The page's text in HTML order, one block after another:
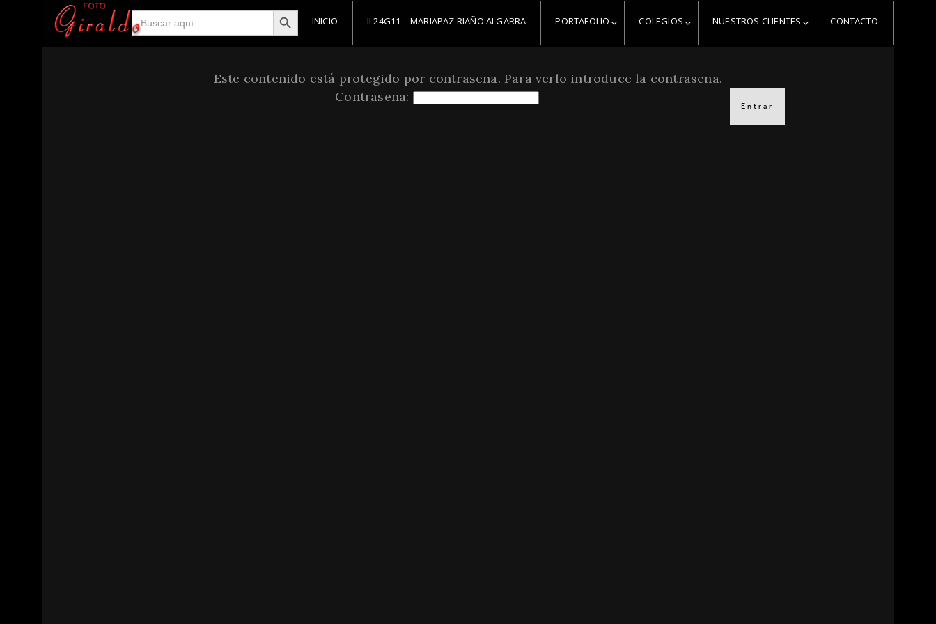
Buscar: Botón de búsqueda
INICIO IL24G11 – MARIAPAZ RIAÑO ALGARRA PORTAFOLIO COLEGIOS NUESTROS CLIENTES CONTACTO
Este contenido está protegido por contraseña. Para verlo introduce la contraseña.
Contraseña: